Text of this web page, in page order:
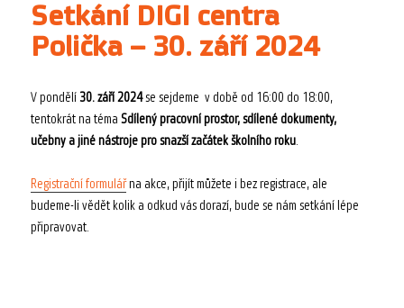
Setkání DIGI centra
Polička – 30. září 2024
V pondělí 30. září 2024se sejdeme v době od 16:00 do 18:00,
tentokrát na témaSdílený pracovní prostor, sdílené dokumenty,
učebny a jiné nástroje pro snazší začátek školního roku.
Registrační formulářna akce, přijít můžete i bez registrace, ale
budeme-li vědět kolik a odkud vás dorazí, bude se nám setkání lépe
připravovat.